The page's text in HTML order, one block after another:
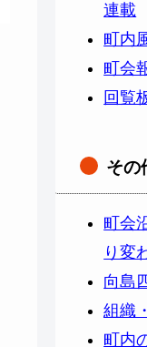
連載
町内
町会
回覧
その
町会
り変
向島
組織
町内